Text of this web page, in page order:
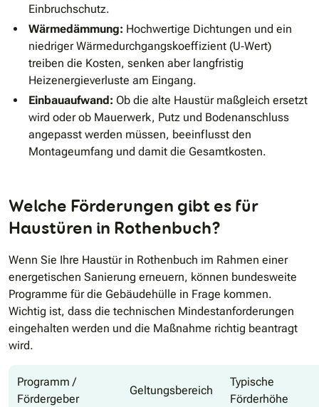
Einbruchschutz.
Wärmedämmung: Hochwertige Dichtungen und ein
niedriger Wärmedurchgangskoeffizient (U‑Wert)
treiben die Kosten, senken aber langfristig
Heizenergieverluste am Eingang.
Einbauaufwand: Ob die alte Haustür maßgleich ersetzt
wird oder ob Mauerwerk, Putz und Bodenanschluss
angepasst werden müssen, beeinflusst den
Montageumfang und damit die Gesamtkosten.
Welche Förderungen gibt es für
Haustüren in Rothenbuch?
Wenn Sie Ihre Haustür in Rothenbuch im Rahmen einer
energetischen Sanierung erneuern, können bundesweite
Programme für die Gebäudehülle in Frage kommen.
Wichtig ist, dass die technischen Mindestanforderungen
eingehalten werden und die Maßnahme richtig beantragt
wird.
Programm /
Fördergeber
Geltungsbereich
Typische
Förderhöhe